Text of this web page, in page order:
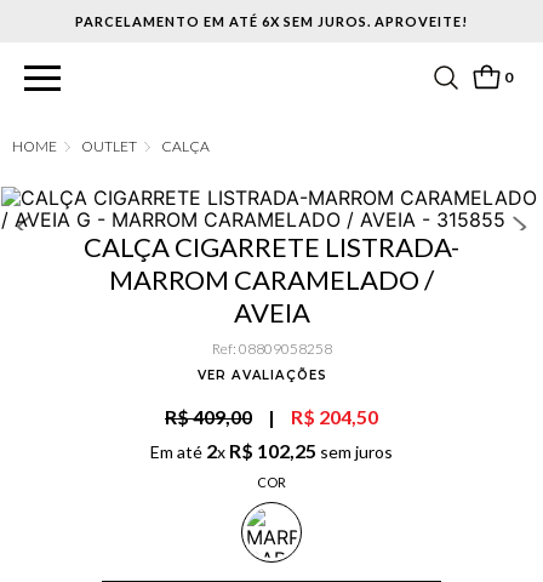
PARCELAMENTO EM ATÉ 6X SEM JUROS. APROVEITE!
0
OUTLET CALÇA
CALÇA CIGARRETE LISTRADA-
MARROM CARAMELADO /
AVEIA
Ref: 08809058258
VER AVALIAÇÕES
R$ 409,00 | R$ 204,50
Em até 2x R$ 102,25 sem juros
COR